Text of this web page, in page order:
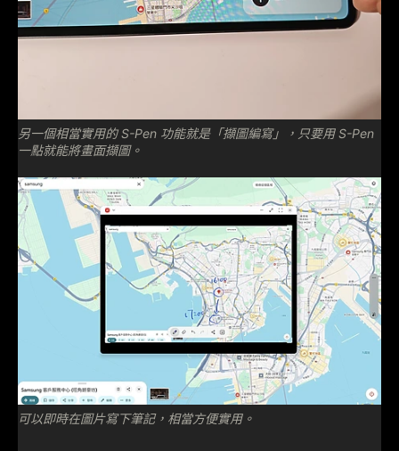
另一個相當實用的 S-Pen 功能就是「擷圖編寫」，只要用 S-Pen
一點就能將畫面擷圖。
可以即時在圖片寫下筆記，相當方便實用。